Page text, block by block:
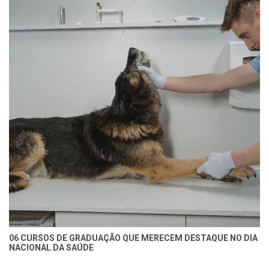
06 CURSOS DE GRADUAÇÃO QUE MERECEM DESTAQUE NO DIA
NACIONAL DA SAÚDE